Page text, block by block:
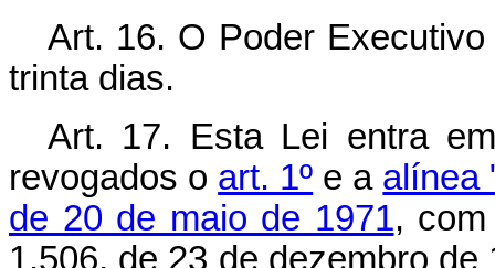
Art. 16. O Poder
trinta dias.
Art. 17. Esta Lei entra
revogados o art. 1º e a alínea
de 20 de maio de 1971,
1.506, de 23 de dezembro